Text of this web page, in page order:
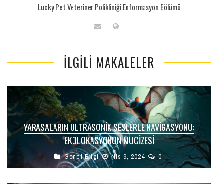
Lucky Pet Veteriner Polikliniği Enformasyon Bölümü
İLGILI MAKALELER
YARASALARIN ULTRASONIK SESLERLE NAVIGASYONU:
EKOLOKASYONUN MUCIZESI
Genel Bilgi Nis 9, 2024 0